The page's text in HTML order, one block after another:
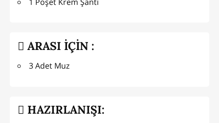
ARASI İÇİN :
3 Adet Muz
HAZIRLANIŞI: